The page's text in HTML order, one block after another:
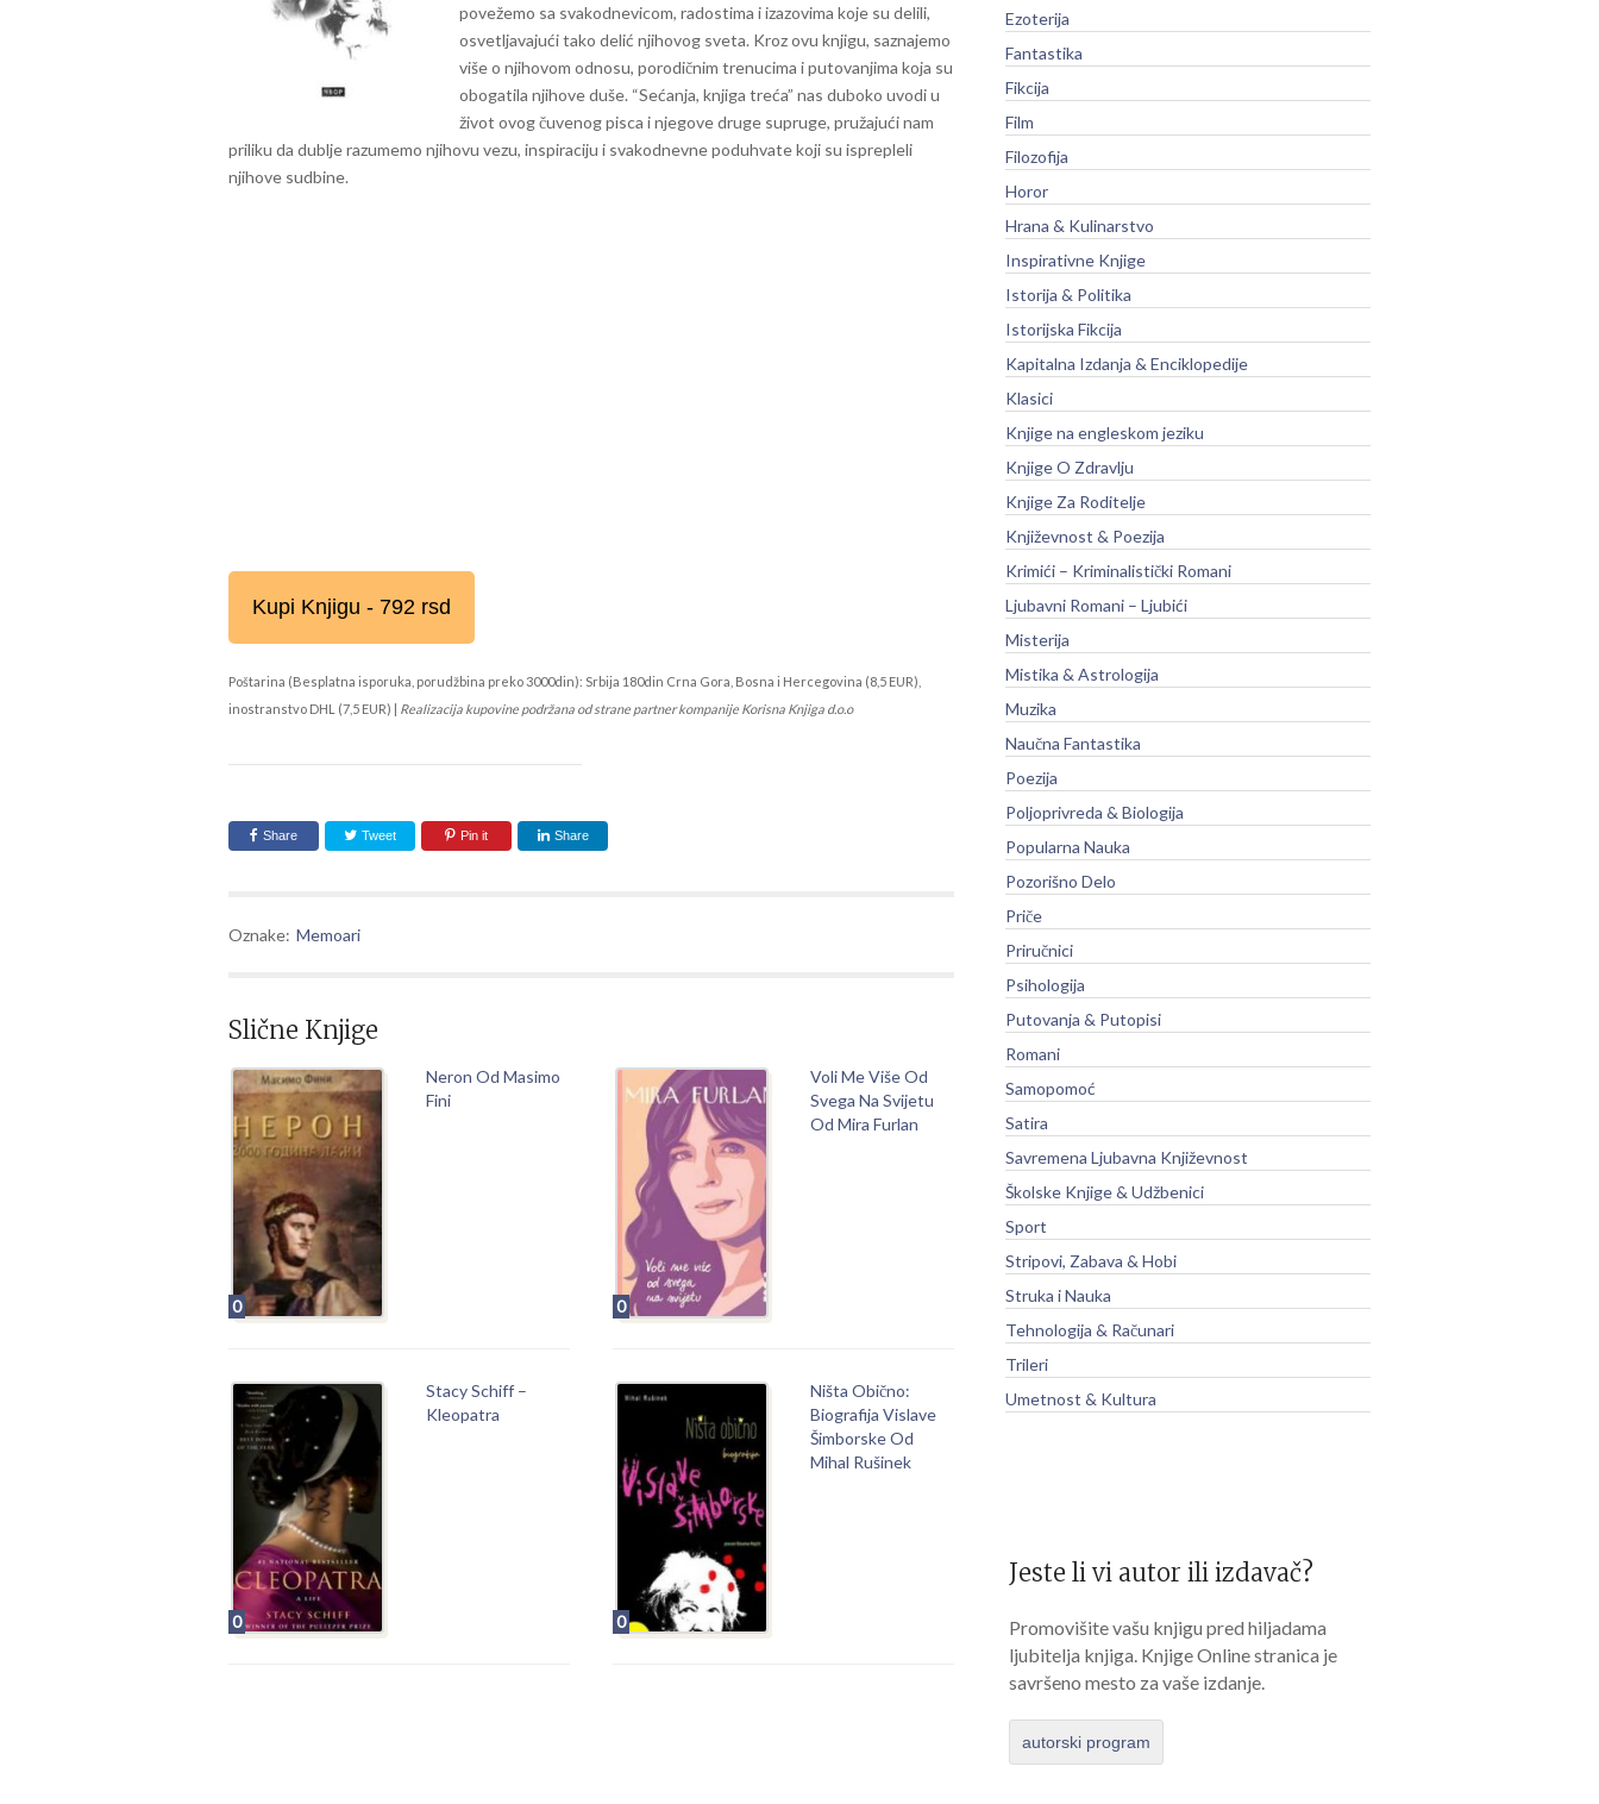
povežemo sa svakodnevicom, radostima i izazovima koje su delili,
osvetljavajući tako delić njihovog sveta. Kroz ovu knjigu, saznajemo
više o njihovom odnosu, porodičnim trenucima i putovanjima koja su
obogatila njihove duše. “Sećanja, knjiga treća” nas duboko uvodi u
život ovog čuvenog pisca i njegove druge supruge, pružajući nam
priliku da dublje razumemo njihovu vezu, inspiraciju i svakodnevne poduhvate koji su isprepleli
njihove sudbine.
Kupi Knjigu - 792 rsd
Poštarina (Besplatna isporuka, porudžbina preko 3000din): Srbija 180din Crna Gora, Bosna i Hercegovina (8,5 EUR),
inostranstvo DHL (7,5 EUR) | Realizacija kupovine podržana od strane partner kompanije Korisna Knjiga d.o.o
Share Tweet Pin it Share
Oznake: Memoari
Slične Knjige
0
Neron Od Masimo
Fini
0
Voli Me Više Od
Svega Na Svijetu
Od Mira Furlan
0
Stacy Schiff –
Kleopatra
0
Ništa Obično:
Biografija Vislave
Šimborske Od
Mihal Rušinek
Ezoterija
Fantastika
Fikcija
Film
Filozofija
Horor
Hrana & Kulinarstvo
Inspirativne Knjige
Istorija & Politika
Istorijska Fikcija
Kapitalna Izdanja & Enciklopedije
Klasici
Knjige na engleskom jeziku
Knjige O Zdravlju
Knjige Za Roditelje
Književnost & Poezija
Krimići – Kriminalistički Romani
Ljubavni Romani – Ljubići
Misterija
Mistika & Astrologija
Muzika
Naučna Fantastika
Poezija
Poljoprivreda & Biologija
Popularna Nauka
Pozorišno Delo
Priče
Priručnici
Psihologija
Putovanja & Putopisi
Romani
Samopomoć
Satira
Savremena Ljubavna Književnost
Školske Knjige & Udžbenici
Sport
Stripovi, Zabava & Hobi
Struka i Nauka
Tehnologija & Računari
Trileri
Umetnost & Kultura
Jeste li vi autor ili izdavač?
Promovišite vašu knjigu pred hiljadama
ljubitelja knjiga. Knjige Online stranica je
savršeno mesto za vaše izdanje.
autorski program